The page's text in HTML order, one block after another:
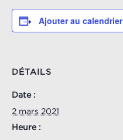
Ajouter au calendrier
DÉTAILS
Date :
2 mars 2021
Heure :